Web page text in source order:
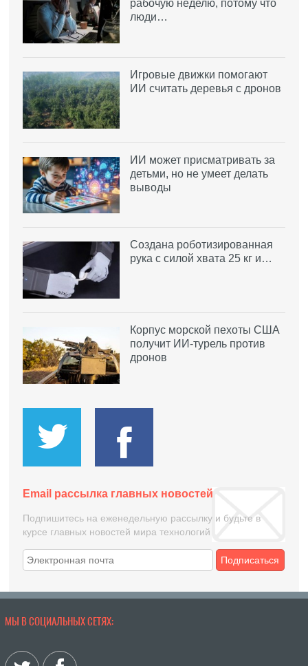
рабочую неделю, потому что
люди…
Игровые движки помогают
ИИ считать деревья с дронов
ИИ может присматривать за
детьми, но не умеет делать
выводы
Создана роботизированная
рука с силой хвата 25 кг и…
Корпус морской пехоты США
получит ИИ-турель против
дронов
Email рассылка главных новостей
Подпишитесь на еженедельную рассылку и будьте в
курсе главных новостей мира технологий
Подписаться
МЫ В СОЦИАЛЬНЫХ СЕТЯХ: